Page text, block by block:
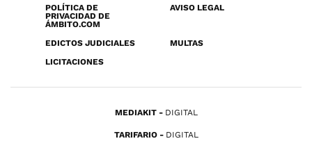
POLÍTICA DE
PRIVACIDAD DE
ÁMBITO.COM
AVISO LEGAL
EDICTOS JUDICIALES
MULTAS
LICITACIONES
MEDIAKIT DIGITAL
TARIFARIO DIGITAL